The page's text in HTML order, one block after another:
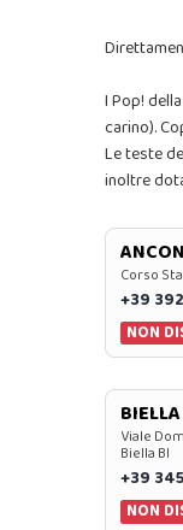
I Pop!
carino).
Le teste
inoltre
Corso
+39
NON
BIELLA
Viale
Biella BI
+39
NON